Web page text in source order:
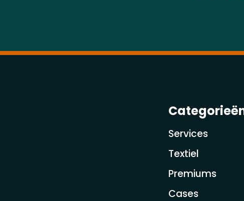
Services
Textiel
Premiums
Cases